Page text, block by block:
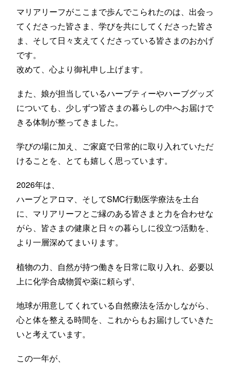
マリアリーフがここまで歩んでこられたのは、出会っ
てくださった皆さま、学びを共にしてくださった皆さ
ま、そして日々支えてくださっている皆さまのおかげ
です。
改めて、心より御礼申し上げます。
また、娘が担当しているハーブティーやハーブグッズ
についても、少しずつ皆さまの暮らしの中へお届けで
きる体制が整ってきました。
学びの場に加え、ご家庭で日常的に取り入れていただ
けることを、とても嬉しく思っています。
2026年は、
ハーブとアロマ、そしてSMC行動医学療法を土台
に、マリアリーフとご縁のある皆さまと力を合わせな
がら、皆さまの健康と日々の暮らしに役立つ活動を、
より一層深めてまいります。
植物の力、自然が持つ働きを日常に取り入れ、必要以
上に化学合成物質や薬に頼らず、
地球が用意してくれている自然療法を活かしながら、
心と体を整える時間を、これからもお届けしていきた
いと考えています。
この一年が、